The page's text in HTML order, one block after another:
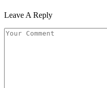
Leave A Reply